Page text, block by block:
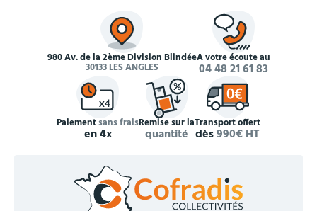
980 Av. de la 2ème Division Blindée
30133 LES ANGLES
À votre écoute au
04 48 21 61 83
Paiementsans frais
en 4x
Remise sur la
quantité
Transport offert
dès990€ HT